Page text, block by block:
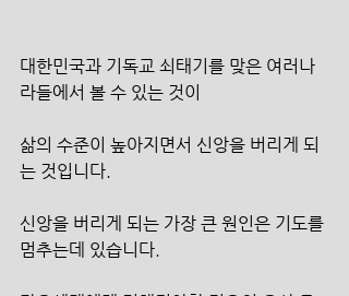
대한민국과 기독교 쇠태기를 맞은 여러나
라들에서 볼 수 있는 것이
삶의 수준이 높아지면서 신앙을 버리게 되
는 것입니다.
신앙을 버리게 되는 가장 큰 원인은 기도를
멈추는데 있습니다.